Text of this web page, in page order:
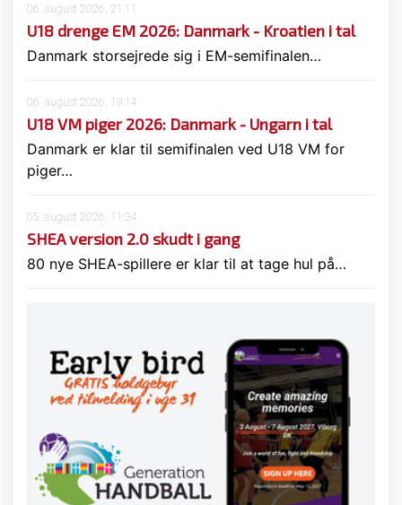
06. august 2026, 21:11
U18 drenge EM 2026: Danmark - Kroatien i tal
Danmark storsejrede sig i EM-semifinalen…
06. august 2026, 19:14
U18 VM piger 2026: Danmark - Ungarn i tal
Danmark er klar til semifinalen ved U18 VM for
piger…
05. august 2026, 11:34
SHEA version 2.0 skudt i gang
80 nye SHEA-spillere er klar til at tage hul på…